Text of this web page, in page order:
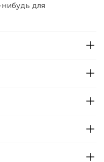
нибудь для